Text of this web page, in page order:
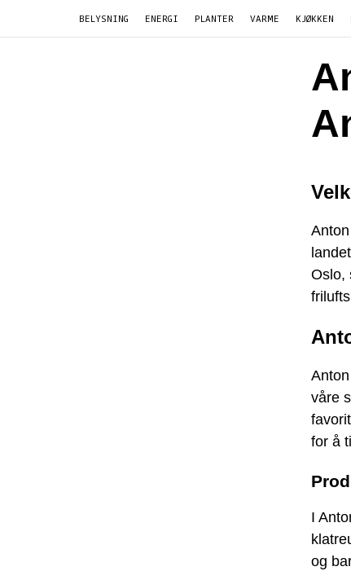
BELYSNING ENERGI PLANTER VARME KJØKKEN
Oslo,
våre
for å
I
og